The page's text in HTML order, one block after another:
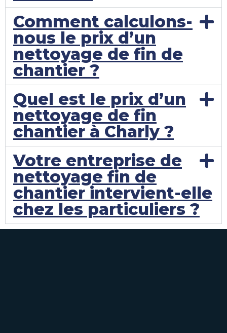
Comment calculons-
nous le prix d’un
nettoyage de fin de
chantier ?
Quel est le prix d’un
nettoyage de fin
chantier à Charly ?
Votre entreprise de
nettoyage fin de
chantier intervient-elle
chez les particuliers ?